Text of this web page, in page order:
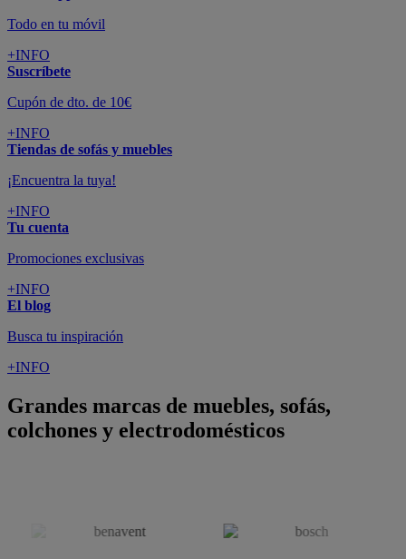
Todo en tu móvil
+INFO
Suscríbete
Cupón de dto. de 10€
+INFO
Tiendas de sofás y muebles
¡Encuentra la tuya!
+INFO
Tu cuenta
Promociones exclusivas
+INFO
El blog
Busca tu inspiración
+INFO
Grandes marcas de muebles, sofás,
colchones y electrodomésticos